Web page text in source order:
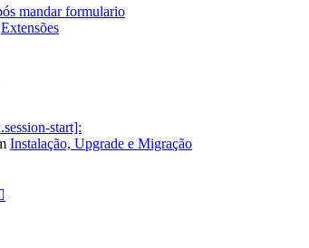
mandar formulario
Extensões
start]:
Instalação, Upgrade e Migração